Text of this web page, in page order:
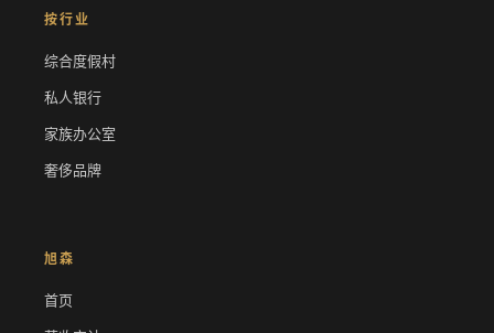
按行业
综合度假村
私人银行
家族办公室
奢侈品牌
旭森
首页